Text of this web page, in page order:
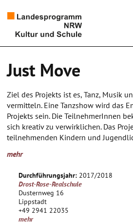
Künstlerpool
Schulen
Kultur und Schule
Just Move
Ziel des Projekts ist es, Tanz, Musik
vermitteln. Eine Tanzshow wird das
Projekts sein. Die TeilnehmerInnen
sich kreativ zu verwirklichen. Das
teilnehmenden Kindern und
und Zuversicht für die Zukunft. Beim
einen positiven Umgang miteinander
mehr
Durchführungsjahr: 2017/2018
Drost-Rose-Realschule
Dusternweg 16
Lippstadt
+49 2941 22035
mehr